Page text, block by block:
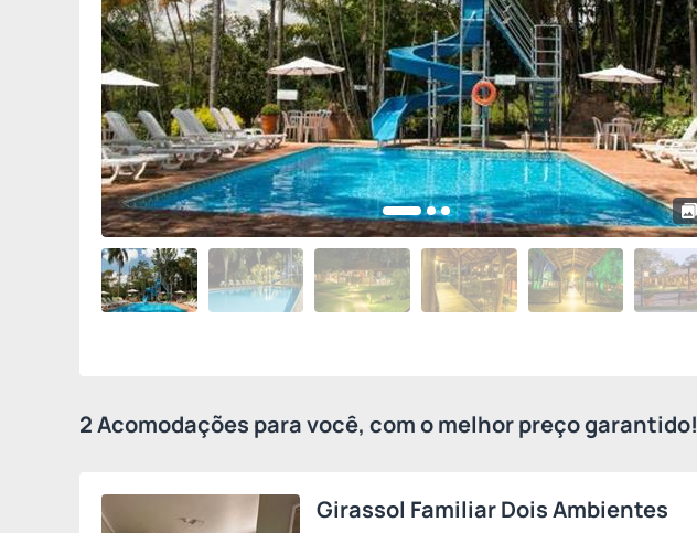
2 Acomodações para você, com o melhor preço garantido!
Girassol Familiar Dois Ambientes